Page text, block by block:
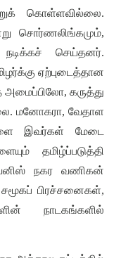
கொள்ளவில்லை.
சொர்ணலிங்கமும்,
செய்தனர்.
ஏற்புடைத்தான
,கருத்து
.மனோகரா,வேதாள
இவர்கள் மேடை
தமிழ்ப்படுத்தி
நகர வணிகன்
சமூகப் பிரச்சனைகள்,
நாடகங்களில்